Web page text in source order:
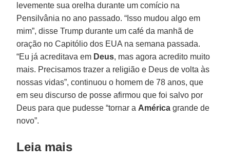
levemente sua orelha durante um comício na
Pensilvânia no ano passado. “Isso mudou algo em
mim”, disse Trump durante um café da manhã de
oração no Capitólio dos EUA na semana passada.
“Eu já acreditava em Deus, mas agora acredito muito
mais. Precisamos trazer a religião e Deus de volta às
nossas vidas”, continuou o homem de 78 anos, que
em seu discurso de posse afirmou que foi salvo por
Deus para que pudesse “tornar a América grande de
novo”.
Leia mais